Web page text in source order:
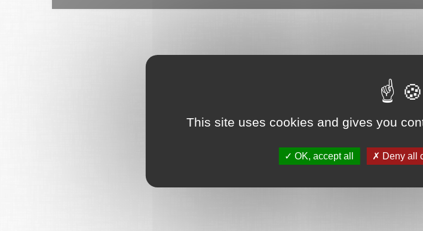
This site uses cookies and gives you
OK, accept all Deny all